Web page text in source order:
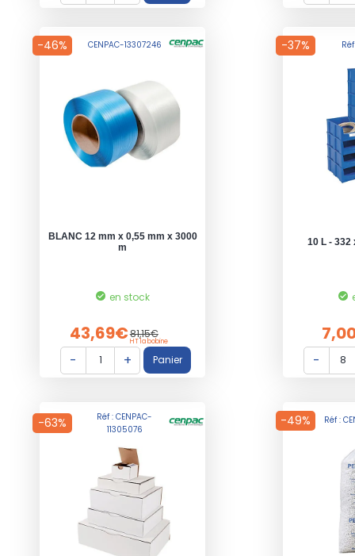
-46% CENPAC-13307246
BLANC 12 mm x 0,55 mm x 3000
m
en stock
43,69€81,15€
HT la bobine
-37%
10 L - 332
-63%
Réf : CENPAC-
11305076
-49% Réf :